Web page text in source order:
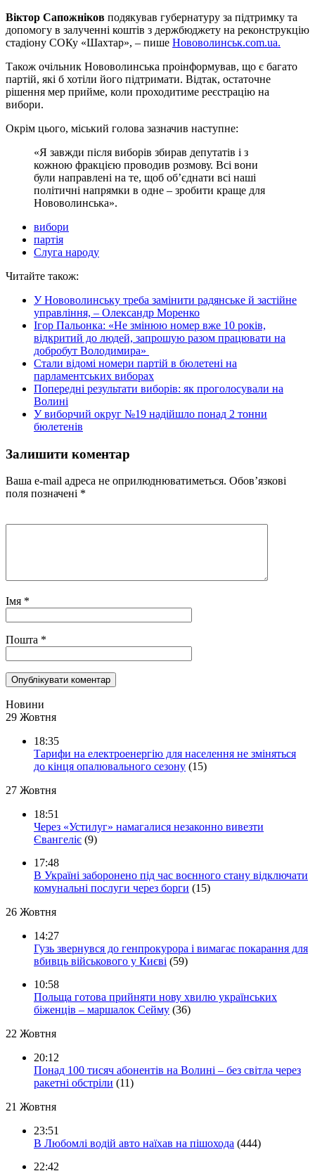
Віктор Сапожніков подякував губернатуру за підтримку та
допомогу в залученні коштів з держбюджету на реконструкцію
стадіону СОКу «Шахтар», – пише Нововолинськ.com.ua.
Також очільник Нововолинська проінформував, що є багато
партій, які б хотіли його підтримати. Відтак, остаточне
рішення мер прийме, коли проходитиме реєстрацію на
вибори.
Окрім цього, міський голова зазначив наступне:
«Я завжди після виборів збирав депутатів і з
кожною фракцією проводив розмову. Всі вони
були направлені на те, щоб об’єднати всі наші
політичні напрямки в одне – зробити краще для
Нововолинська».
вибори
партія
Слуга народу
Читайте також:
У Нововолинську треба замінити радянське й застійне
управління, – Олександр Моренко
Ігор Пальонка: «Не змінюю номер вже 10 років,
відкритий до людей, запрошую разом працювати на
добробут Володимира»
Стали відомі номери партій в бюлетені на
парламентських виборах
Попередні результати виборів: як проголосували на
Волині
У виборчий округ №19 надійшло понад 2 тонни
бюлетенів
Залишити коментар
Ваша e-mail адреса не оприлюднюватиметься. Обов’язкові
поля позначені *
Імя *
Пошта *
Новини
29 Жовтня
18:35
Тарифи на електроенергію для населення не зміняться
до кінця опалювального сезону (15)
27 Жовтня
18:51
Через «Устилуг» намагалися незаконно вивезти
Євангеліє (9)
17:48
В Україні заборонено під час воєнного стану відключати
комунальні послуги через борги (15)
26 Жовтня
14:27
Гузь звернувся до генпрокурора і вимагає покарання для
вбивць військового у Києві (59)
10:58
Польща готова прийняти нову хвилю українських
біженців – маршалок Сейму (36)
22 Жовтня
20:12
Понад 100 тисяч абонентів на Волині – без світла через
ракетні обстріли (11)
21 Жовтня
23:51
В Любомлі водій авто наїхав на пішохода (444)
22:42